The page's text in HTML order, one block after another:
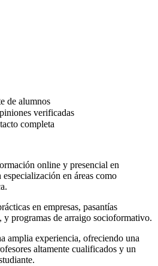
de alumnos
verificadas
completa
online y presencial en
en áreas como
en empresas, pasantías
y programas de arraigo socioformativo.
amplia experiencia, ofreciendo una
altamente cualificados y un